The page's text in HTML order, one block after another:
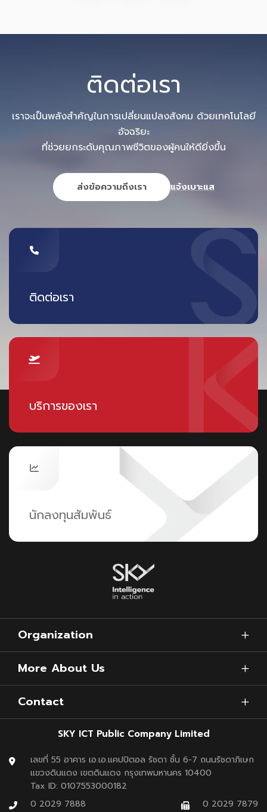
ติดต่อเรา
เราจะเป็นพลังสำคัญในการเปลี่ยนแปลงสังคม ด้วยเทคโนโลยี
อัจฉริยะ
ที่ช่วยยกระดับคุณภาพชีวิตของผู้คนให้ดียิ่งขึ้น
ส่งข้อความถึงเรา แจ้งเบาะแส
ติดต่อเรา
บริการของเรา
นักลงทุนสัมพันธ์
Organization
More About Us
Contact
SKY ICT Public Company Limited
เลขที่ 55 อาคาร เอ.เอ.แคปปิตอล รัชดา ชั้น 6-7 ถนนรัชดาภิเษก
แขวงดินแดง เขตดินแดง กรุงเทพมหานคร 10400
Tax ID: 0107553000182
0 2029 7888
0 2029 7879